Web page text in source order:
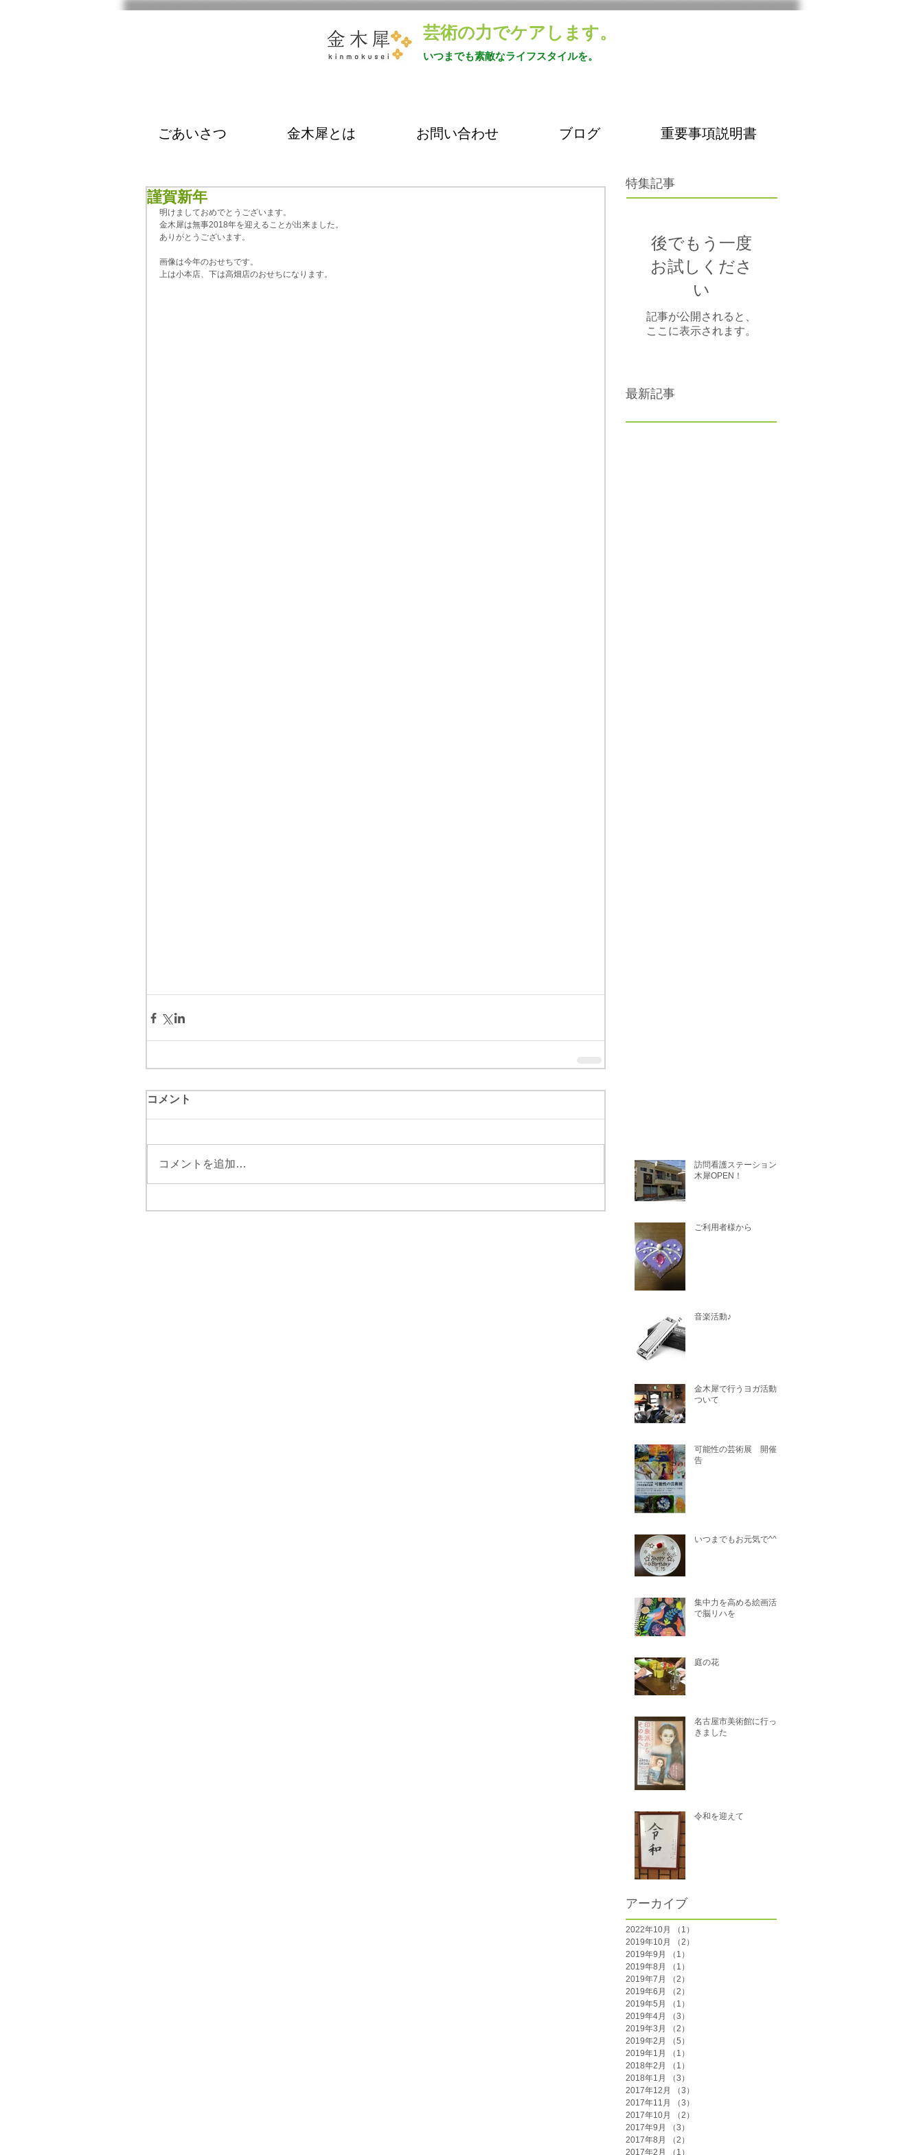
芸術の力でケアします。
いつまでも素敵なライフスタイルを。
ごあいさつ 金木犀とは お問い合わせ ブログ 重要事項説明書
謹賀新年
明けましておめでとうございます。
金木犀は無事2018年を迎えることが出来ました。
ありがとうございます。
画像は今年のおせちです。
上は小本店、下は高畑店のおせちになります。
コメント
コメントを追加…
特集記事
後でもう一度
お試しくださ
い
記事が公開されると、
ここに表示されます。
最新記事
訪問看護ステーション金
木犀OPEN！
ご利用者様から
音楽活動♪
金木犀で行うヨガ活動に
ついて
可能性の芸術展 開催予
告
いつまでもお元気で^^
集中力を高める絵画活動
で脳リハを
庭の花
名古屋市美術館に行って
きました
令和を迎えて
アーカイブ
2022年10月 （1）
2019年10月
（2）
2019年9月
（1）
2019年8月
（1）
2019年7月
（2）
2019年6月
（2）
2019年5月
（1）
2019年4月
（3）
2019年3月
（2）
2019年2月
（5）
2019年1月
（1）
2018年2月
（1）
2018年1月
（3）
2017年12月
（3）
2017年11月
（3）
2017年10月
（2）
2017年9月
（3）
2017年8月
（2）
2017年2月
（1）